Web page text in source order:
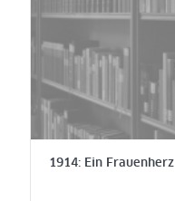
1914: Ein Frauenherz